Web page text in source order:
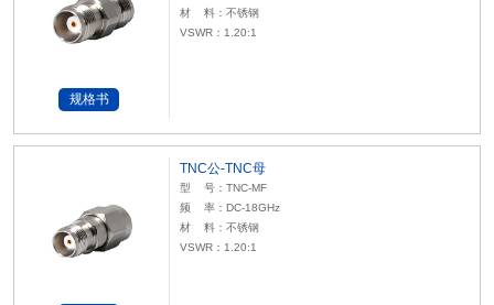
规格书
材 料：不锈钢
VSWR：1.20:1
TNC公-TNC母
型 号：TNC-MF
频 率：DC-18GHz
材 料：不锈钢
VSWR：1.20:1